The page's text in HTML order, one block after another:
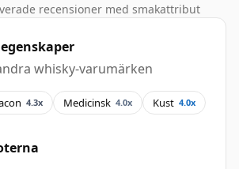
recensioner med smakattribut
whisky-varumärken
4.3x Medicinsk 4.0x Kust 4.0x